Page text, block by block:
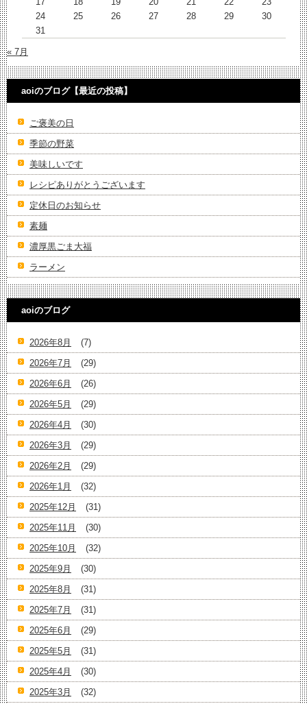
24
25 26 27 28 29
30
31
« 7月
aoiのブログ【最近の投稿】
ご褒美の日
季節の野菜
美味しいです
レシピありがとうございます
定休日のお知らせ
素麺
濃厚黒ごま大福
ラーメン
aoiのブログ
2026年8月
(7)
2026年7月
(29)
2026年6月
(26)
2026年5月
(29)
2026年4月
(30)
2026年3月
(29)
2026年2月
(29)
2026年1月
(32)
2025年12月
(31)
2025年11月
(30)
2025年10月
(32)
2025年9月
(30)
2025年8月
(31)
2025年7月
(31)
2025年6月
(29)
2025年5月
(31)
2025年4月
(30)
2025年3月
(32)